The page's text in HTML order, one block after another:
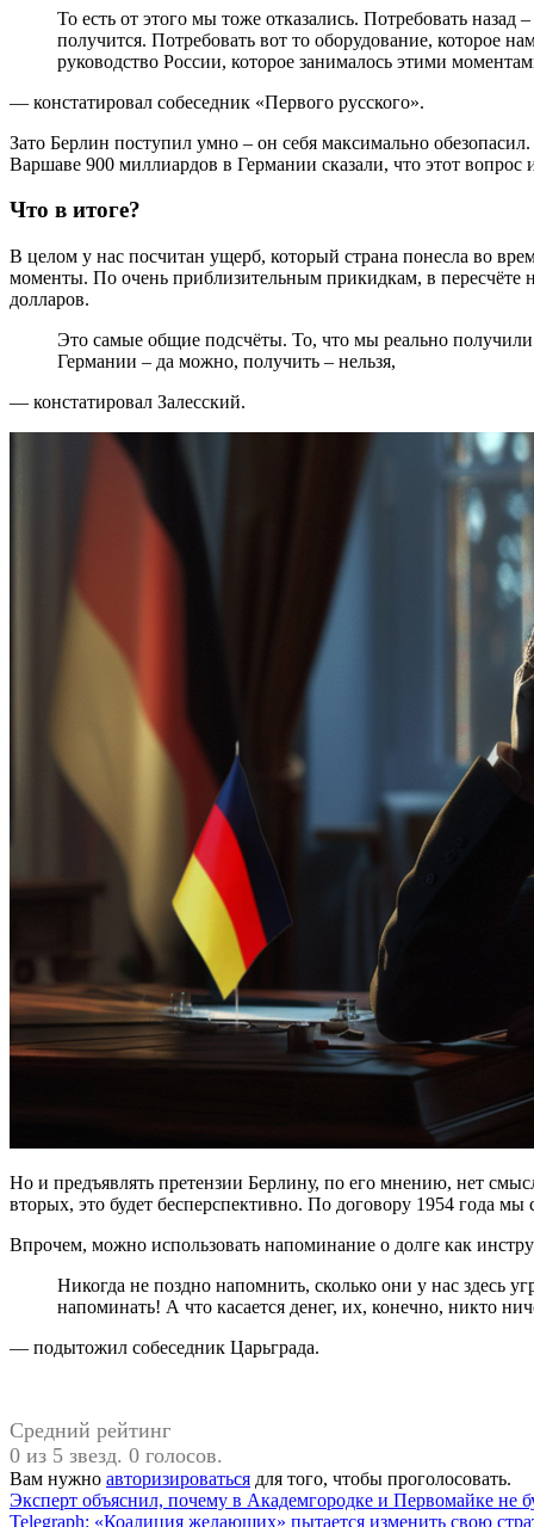
То есть от этого мы тоже отказались. Потребовать назад – это без вариантов совершенно, ничего не
получится. Потребовать вот то оборудование, которое
руководство России, которое занималось этими
— констатировал собеседник «Первого русского».
Зато Берлин поступил умно – он себя максимально
Варшаве 900 миллиардов в Германии сказали, что этот вопрос
Что в итоге?
В целом у нас посчитан ущерб, который страна понесла во
моменты. По очень приблизительным прикидкам, в пересчёте
долларов.
Это самые общие подсчёты. То, что мы реально получили – даже несерьёзно об этом говорить. Предъявить
Германии – да можно, получить – нельзя,
— констатировал Залесский.
Но и предъявлять претензии Берлину, по его мнению, нет
вторых, это будет бесперспективно. По договору 1954 года
Впрочем, можно использовать напоминание о долге как
Никогда не поздно напомнить, сколько они у нас здесь угробили всего. <…> Об этом обязательно надо
напоминать! А что касается денег, их, конечно, никто
— подытожил собеседник Царьграда.
Средний рейтинг
0 из 5 звезд. 0 голосов.
Вам нужно авторизироваться для того, чтобы проголосовать.
Навигация
Эксперт объяснил, почему в Академгородке и Первомайке не
Telegraph: «Коалиция желающих» пытается изменить свою